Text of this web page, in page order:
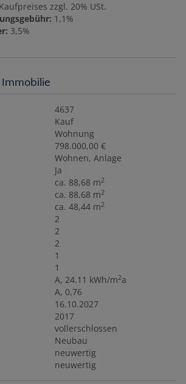
zzgl. 20% USt.
1,1%
3,5%
4637
Kauf
Wohnung
798.000,00 €
Wohnen Anlage
Ja
ca. 88,68 m2
ca. 88,68 m2
ca. 48,44 m2
2
2
2
1
1
A, 24.11 kWh/m2a
A, 0,76
16.10.2027
2017
vollerschlossen
Neubau
neuwertig
neuwertig